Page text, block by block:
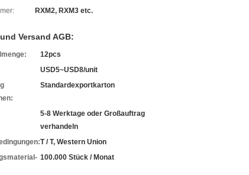
RXM2, RXM3 etc.
Versand AGB:
12pcs
USD5~USD8/unit
Standardexportkarton
5-8 Werktage oder Großauftrag
verhandeln
T / T, Western Union
100.000 Stück / Monat